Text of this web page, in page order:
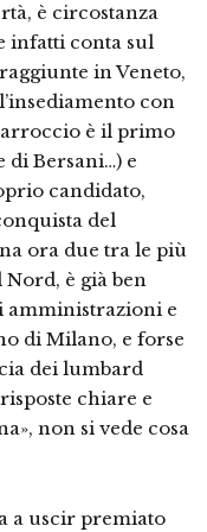
è circostanza
infatti conta sul
in Veneto,
con
è il primo
Bersani…) e
candidato,
del
ora due tra le più
è già ben
amministrazioni e
di Milano, e forse
dei lumbard
chiare e
non si vede cosa
a uscir premiato